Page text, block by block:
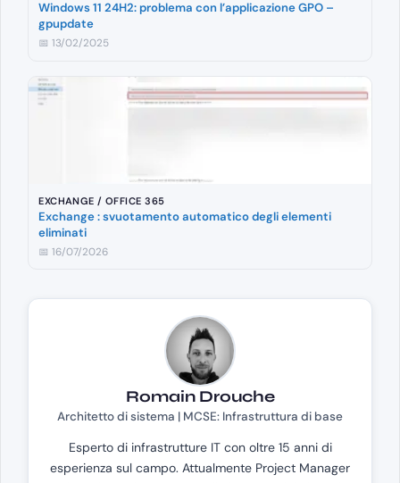
Windows 11 24H2: problema con l’applicazione GPO –
gpupdate
📅 13/02/2025
EXCHANGE / OFFICE 365
Exchange : svuotamento automatico degli elementi
eliminati
📅 16/07/2026
Romain Drouche
Architetto di sistema | MCSE: Infrastruttura di base
Esperto di infrastrutture IT con oltre 15 anni di
esperienza sul campo. Attualmente Project Manager